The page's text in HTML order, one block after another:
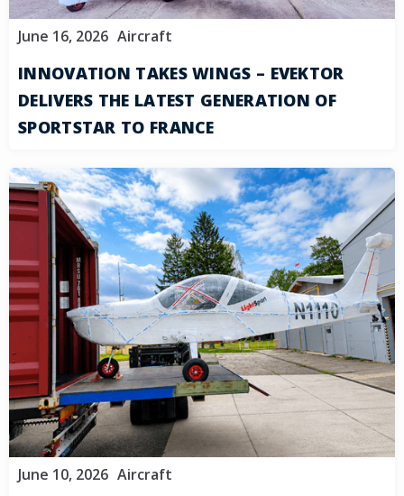
June 16, 2026 Aircraft
INNOVATION TAKES WINGS – EVEKTOR
DELIVERS THE LATEST GENERATION OF
SPORTSTAR TO FRANCE
June 10, 2026 Aircraft